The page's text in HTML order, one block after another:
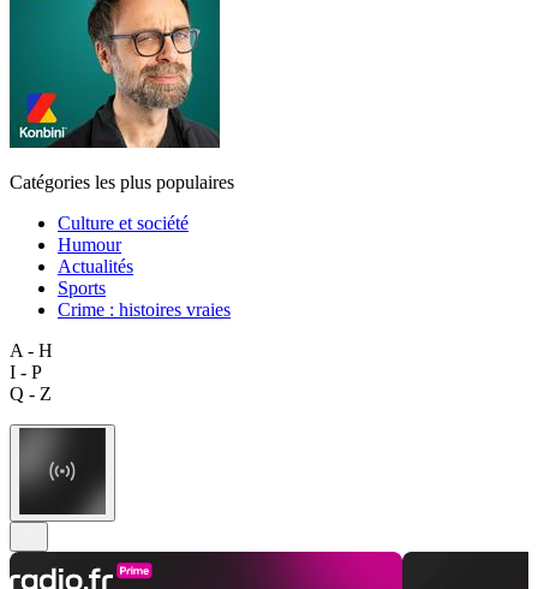
Catégories les plus populaires
Culture et société
Humour
Actualités
Sports
Crime : histoires vraies
A - H
I - P
Q - Z